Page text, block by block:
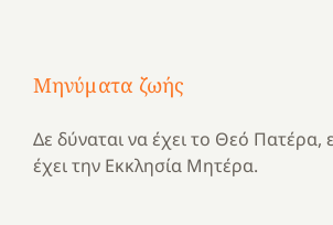
Μηνύματα ζωής
Δε δύναται να έχει το Θεό Πατέρα,
έχει την Εκκλησία Μητέρα.